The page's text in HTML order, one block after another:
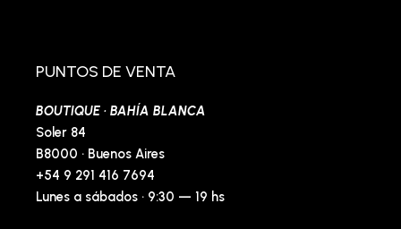
o
k
f
PUNTOS DE VENTA
BOUTIQUE · BAHÍA BLANCA
Soler 84
B8000 · Buenos Aires
+54 9 291 416 7694
Lunes a sábados · 9:30 — 19 hs